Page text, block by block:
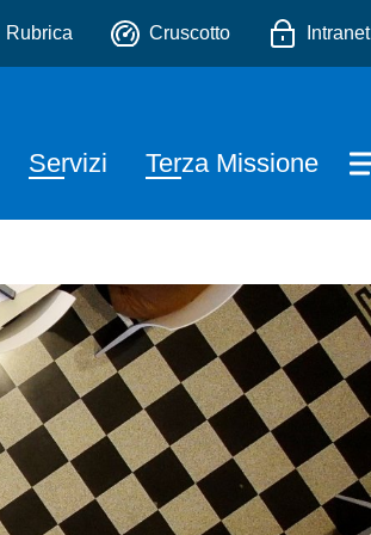
Rubrica Cruscotto Intranet
Servizi Terza Missione